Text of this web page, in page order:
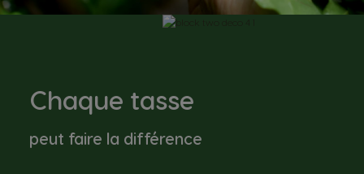
Chaque tasse
peut faire la différence